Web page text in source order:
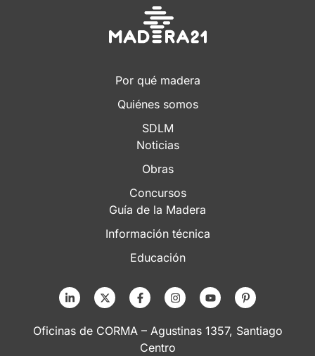
Por qué madera
Quiénes somos
SDLM
Noticias
Obras
Concursos
Guía de la Madera
Información técnica
Educación
Oficinas de CORMA – Agustinas 1357, Santiago
Centro